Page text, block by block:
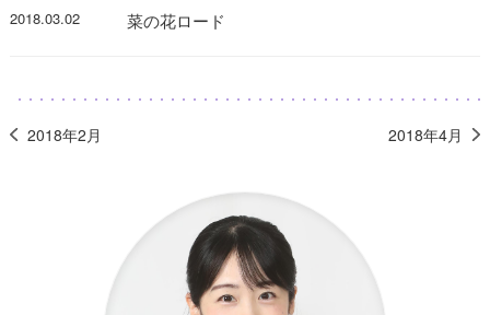
2018.03.02 菜の花ロード
2018年2月 2018年4月